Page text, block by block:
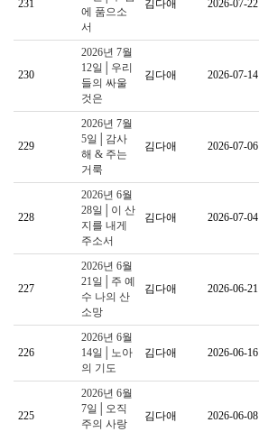
231
에 품으소
서
김다애 2026-07-22
230
2026년 7월
12일│우리
들의 싸울
것은
김다애 2026-07-14
229
2026년 7월
5일│감사
해 & 주는
거룩
김다애 2026-07-06
228
2026년 6월
28일│이 산
지를 내게
주소서
김다애 2026-07-04
227
2026년 6월
21일│주 예
수 나의 산
소망
김다애 2026-06-21
226
2026년 6월
14일│노아
의 기도
김다애 2026-06-16
225
2026년 6월
7일│오직
주의 사랑
김다애 2026-06-08